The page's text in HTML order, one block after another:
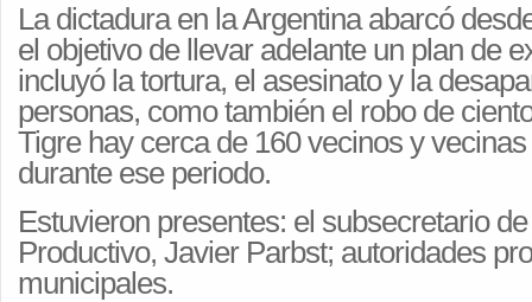
La dictadura en la Argentina abarcó
el objetivo de llevar adelante un plan de
incluyó la tortura, el asesinato y la
personas, como también el robo de
Tigre hay cerca de 160 vecinos y
durante ese periodo.
Estuvieron presentes: el subsecretario
Productivo, Javier Parbst; autoridades
municipales.